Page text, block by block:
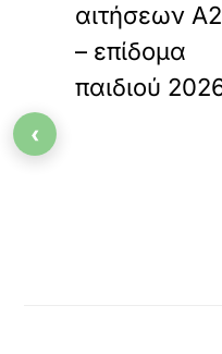
αιτήσεων
– επίδομα
παιδιού
‹